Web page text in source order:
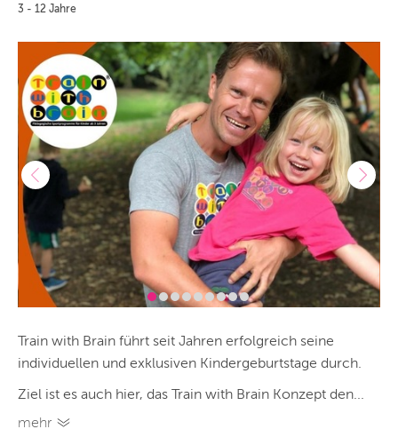
WIEN
ZÜRICH
ANDERE
REGIONEN
3 - 12 Jahre
Train with Brain führt seit Jahren erfolgreich seine
individuellen und exklusiven Kindergeburtstage durch.
Ziel ist es auch hier, das Train with Brain Konzept den...
mehr